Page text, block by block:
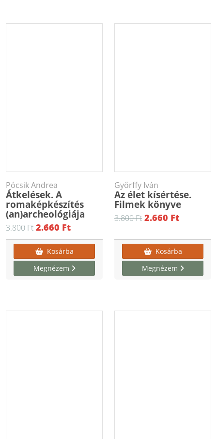
Pócsik Andrea
Átkelések. A
romaképkészítés
(an)archeológiája
3.800 Ft 2.660 Ft
Kosárba
Megnézem
Győrffy Iván
Az élet kísértése.
Filmek könyve
3.800 Ft 2.660 Ft
Kosárba
Megnézem